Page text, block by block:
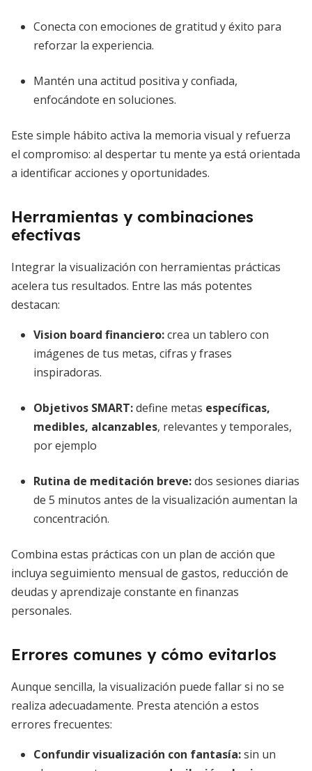
Conecta con emociones de gratitud y éxito para
reforzar la experiencia.
Mantén una actitud positiva y confiada,
enfocándote en soluciones.
Este simple hábito activa la memoria visual y refuerza
el compromiso: al despertar tu mente ya está orientada
a identificar acciones y oportunidades.
Herramientas y combinaciones
efectivas
Integrar la visualización con herramientas prácticas
acelera tus resultados. Entre las más potentes
destacan:
Vision board financiero:crea un tablero con
imágenes de tus metas, cifras y frases
inspiradoras.
Objetivos SMART:define metas específicas,
medibles, alcanzables, relevantes y temporales,
por ejemplo
Rutina de meditación breve:dos sesiones diarias
de 5 minutos antes de la visualización aumentan la
concentración.
Combina estas prácticas con un plan de acción que
incluya seguimiento mensual de gastos, reducción de
deudas y aprendizaje constante en finanzas
personales.
Errores comunes y cómo evitarlos
Aunque sencilla, la visualización puede fallar si no se
realiza adecuadamente. Presta atención a estos
errores frecuentes:
Confundir visualización con fantasía:sin un